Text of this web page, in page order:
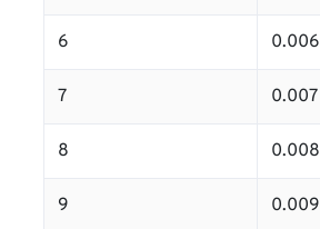
6 0.006
7 0.007
8 0.008
9 0.009